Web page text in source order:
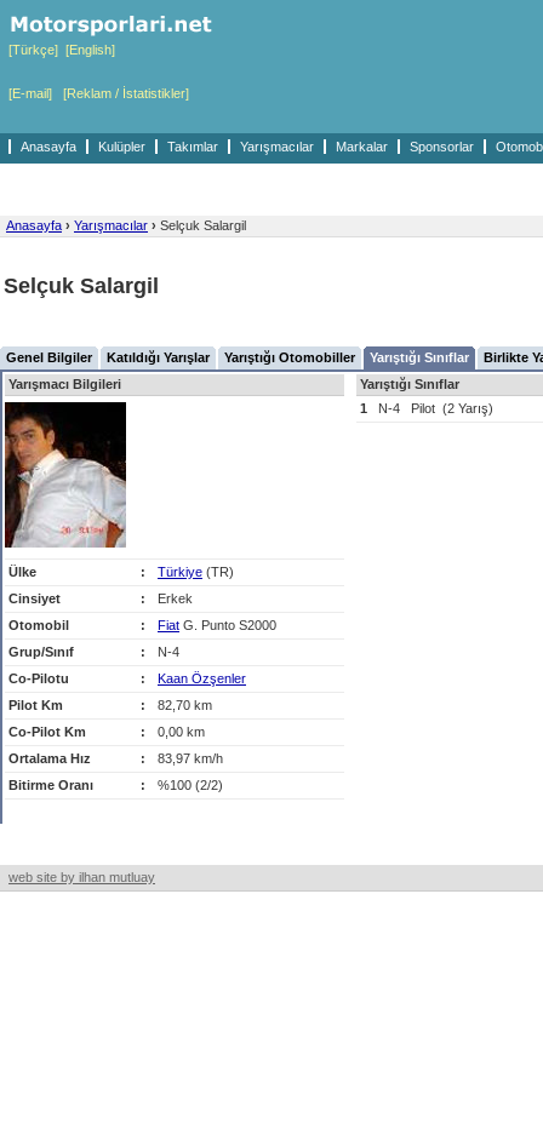
[Türkçe] [English]
[E-mail] [Reklam / İstatistikler]
Anasayfa Kulüpler Takımlar Yarışmacılar Markalar Sponsorlar
Anasayfa › Yarışmacılar › Selçuk Salargil
Selçuk Salargil
Genel Bilgiler Katıldığı Yarışlar Yarıştığı Otomobiller Yarıştığı Sınıflar
Birlikte
Yarışmacı Bilgileri
Ülke : Türkiye (TR)
Cinsiyet
:
Erkek
Otomobil
: Fiat G. Punto S2000
Grup/Sınıf
:
N-4
Co-Pilotu
:
Kaan Özşenler
Pilot Km
:
82,70 km
Co-Pilot Km
:
0,00 km
Ortalama Hız
:
83,97 km/h
Bitirme Oranı
: %100 (2/2)
Yarıştığı Sınıflar
1
N-4 Pilot (2 Yarış)
web site by ilhan mutluay